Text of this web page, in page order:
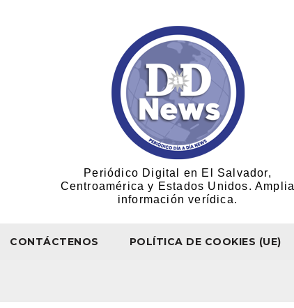
Periódico Digital en El Salvador,
Centroamérica y Estados Unidos. Amplia
información verídica.
CONTÁCTENOS POLÍTICA DE COOKIES (UE)